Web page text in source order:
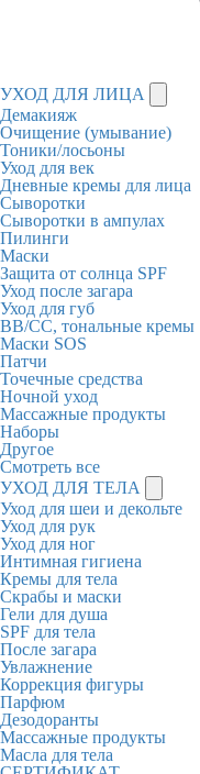
УХОД ДЛЯ ЛИЦА
Демакияж
Очищение (умывание)
Тоники/лосьоны
Уход для век
Дневные кремы для лица
Сыворотки
Сыворотки в ампулах
Пилинги
Маски
Защита от солнца SPF
Уход после загара
Уход для губ
BB/CC, тональные кремы
Маски SOS
Патчи
Точечные средства
Ночной уход
Массажные продукты
Наборы
Другое
Смотреть все
УХОД ДЛЯ ТЕЛА
Уход для шеи и декольте
Уход для рук
Уход для ног
Интимная гигиена
Кремы для тела
Скрабы и маски
Гели для душа
SPF для тела
После загара
Увлажнение
Коррекция фигуры
Парфюм
Дезодоранты
Массажные продукты
Масла для тела